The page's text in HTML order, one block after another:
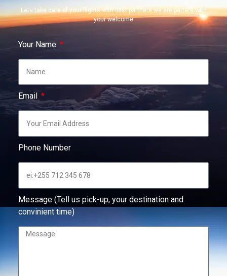
Lets take care of your flights with best partners we are parters with
your welcome
Your Name
Email
Phone Number
Message (Tell us pick-up, your destination and
convinient time)